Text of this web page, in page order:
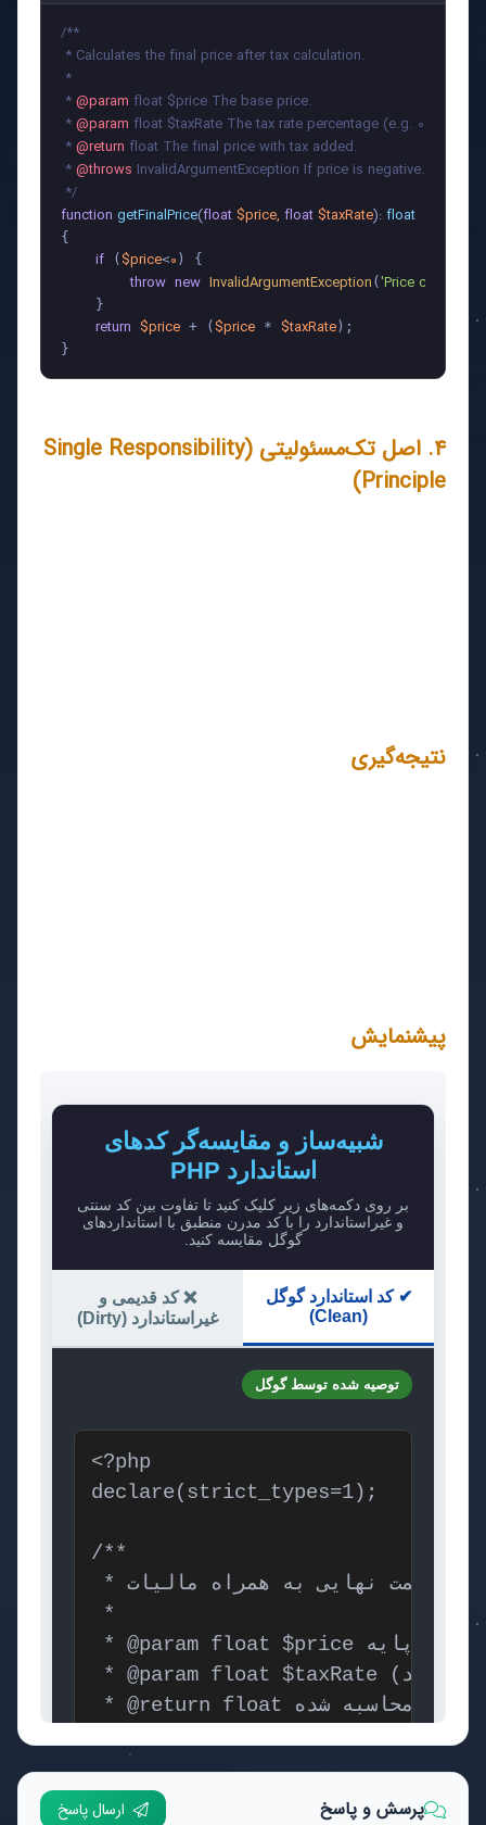
/**
* Calculates the final price after tax calculation.
*
* @param float $price The base price.
* @param float $taxRate The tax rate percentage (e.g. 0.09 for
* @return float The final price with tax added.
* @throws InvalidArgumentException If price is negative.
*/
function getFinalPrice(float $price, float $taxRate): float
{
if ( $price<0 ) {
throw new InvalidArgumentException ( 'Price cannot
    }
return $price + ( $price * $taxRate );
۴. اصل تک‌مسئولیتی (Single Responsibility
Principle)
نتیجه‌گیری
پیشنمایش
پرسش و پاسخ ارسال پاسخ